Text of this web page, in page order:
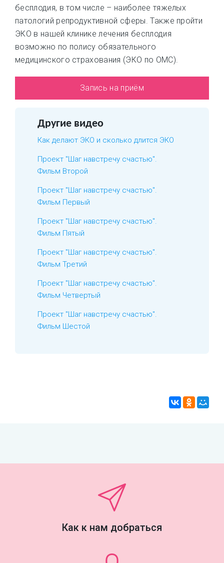
бесплодия, в том числе – наиболее тяжелых
патологий репродуктивной сферы. Также пройти
ЭКО в нашей клинике лечения бесплодия
возможно по полису обязательного
медицинского страхования (ЭКО по ОМС).
Запись на приём
Другие видео
Как делают ЭКО и сколько длится ЭКО
Проект "Шаг навстречу счастью".
Фильм Второй
Проект "Шаг навстречу счастью".
Фильм Первый
Проект "Шаг навстречу счастью".
Фильм Пятый
Проект "Шаг навстречу счастью".
Фильм Третий
Проект "Шаг навстречу счастью".
Фильм Четвертый
Проект "Шаг навстречу счастью".
Фильм Шестой
Как к нам добраться